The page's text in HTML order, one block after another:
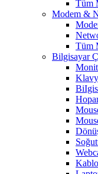
Tüm
Modem &
Tüm
Bilgisayar